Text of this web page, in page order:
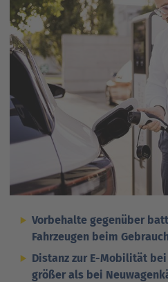
Ansprechpartner
Go
to
parent
navigation
Go
to
parent
navigation
Nachrichten
Pressekontakt
Go
parent
navigation
Vorbehalte gegenüber
Fahrzeugen beim
Distanz zur E-Mobilität
größer als bei